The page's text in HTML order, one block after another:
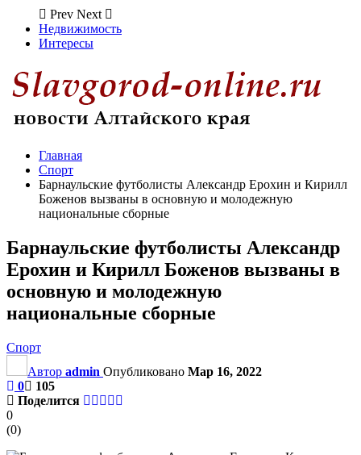
Prev Next
Недвижимость
Интересы
Главная
Спорт
Барнаульские футболисты Александр Ерохин и Кирилл
Боженов вызваны в основную и молодежную
национальные сборные
Барнаульские футболисты Александр
Ерохин и Кирилл Боженов вызваны в
основную и молодежную
национальные сборные
Спорт
Автор admin Опубликовано Мар 16, 2022
0
105
Поделится
0
(0)